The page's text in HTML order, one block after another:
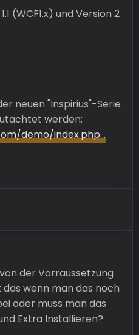
(WCF1.x) und Version 2
neuen "Inspirius"-Serie
werden:
demo/index.php…
der Vorraussetzung
das wenn man das noch
oder muss man das
Extra Installieren?